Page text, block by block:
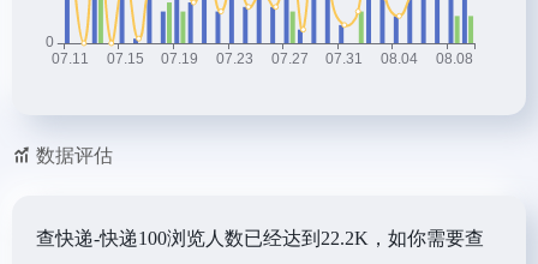
数据评估
查快递-快递100浏览人数已经达到22.2K，如你需要查